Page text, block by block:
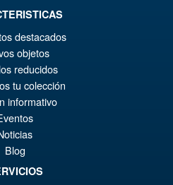
Teenage Mutant Ninja Turtles
HB0105 Michelangelo (Deluxe
Edition) Action Figure
destacados
objetos
reducidos
tu colección
informativo
Blog